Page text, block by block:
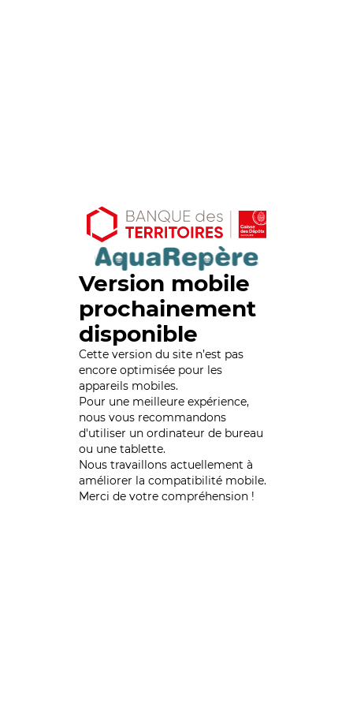
Version mobile
prochainement
disponible
Cette version du site n’est pas
encore optimisée pour les
appareils mobiles.
Pour une meilleure expérience,
nous vous recommandons
d'utiliser un ordinateur de bureau
ou une tablette.
Nous travaillons actuellement à
améliorer la compatibilité mobile.
Merci de votre compréhension !